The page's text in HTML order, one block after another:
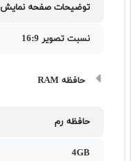
توضیحات صفحه نمایش
نسبت تصویر 16:9
حافظه RAM
حافظه رم
4GB